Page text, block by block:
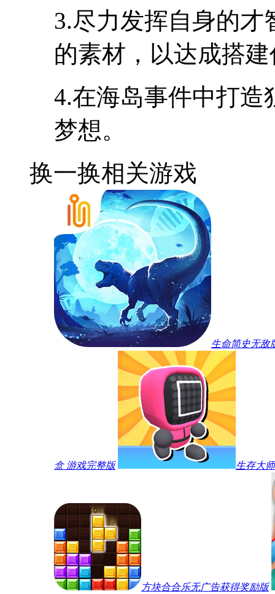
3.尽力发挥自身的
的素材，以达成搭
4.在海岛事件中打造
梦想。
换一换相关游戏
生命简史无敌
盒 游戏完整版 生存大
方块合合乐无广告获得奖励版